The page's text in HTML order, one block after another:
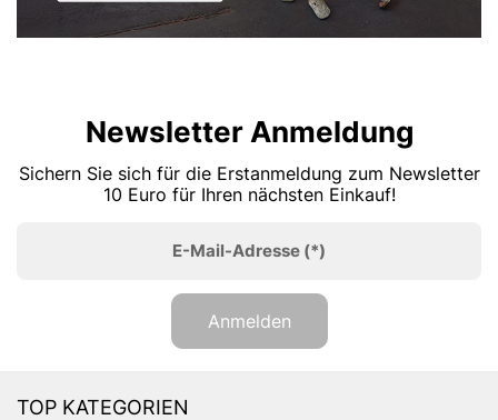
Newsletter Anmeldung
Sichern Sie sich für die Erstanmeldung zum Newsletter
10 Euro für Ihren nächsten Einkauf!
E-Mail-Adresse (*)
Anmelden
TOP KATEGORIEN